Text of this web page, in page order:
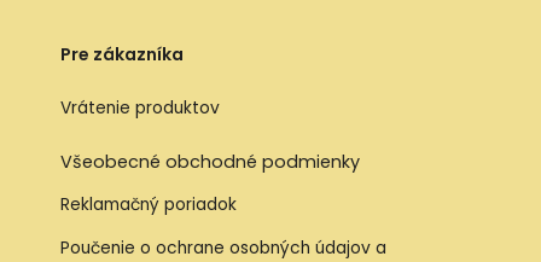
Pre zákazníka
Vrátenie produktov
Všeobecné obchodné podmienky
Reklamačný poriadok
Poučenie o ochrane osobných údajov a